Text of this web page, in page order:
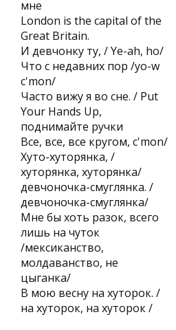
мне
London is the capital of the
Great Britain.
И девчонку ту, / Ye-ah, ho/
Что с недавних пор /yo-w
c'mon/
Часто вижу я во сне. / Put
Your Hands Up,
поднимайте ручки
Все, все, все кругом, c'mon/
Хуто-хуторянка, /
хуторянка, хуторянка/
девчоночка-смуглянка. /
девчоночка-смуглянка/
Мне бы хоть разок, всего
лишь на чуток
/мексиканство,
молдаванство, не
цыганка/
В мою весну на хуторок. /
на хуторок, на хуторок /